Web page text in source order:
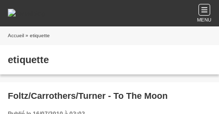
MENU
Accueil » etiquette
etiquette
Foltz/Carrothers/Turner - To The Moon